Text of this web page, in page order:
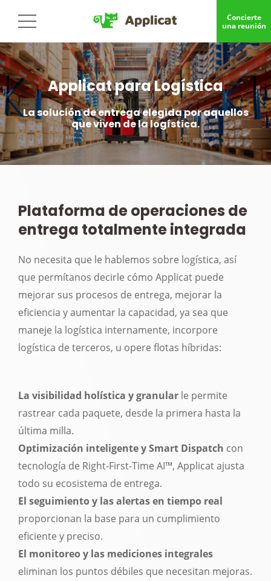
Concierte
una reunión
Applicat para Logística
La solución de entrega elegida por aquellos
que viven de la logística.
Plataforma de operaciones de
entrega totalmente integrada
No necesita que le hablemos sobre logística, así
que permítanos decirle cómo Applicat puede
mejorar sus procesos de entrega, mejorar la
eficiencia y aumentar la capacidad, ya sea que
maneje la logística internamente, incorpore
logística de terceros, u opere flotas híbridas:
La visibilidad holística y granular le permite
rastrear cada paquete, desde la primera hasta la
última milla.
Optimización inteligente y Smart Dispatch con
tecnología de Right-First-Time AI™, Applicat ajusta
todo su ecosistema de entrega.
El seguimiento y las alertas en tiempo real
proporcionan la base para un cumplimiento
eficiente y preciso.
El monitoreo y las mediciones integrales
eliminan los puntos débiles que necesitan mejoras.